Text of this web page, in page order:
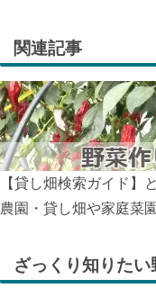
関連記事
【貸し畑検索ガイド】
農園・貸し畑や家庭菜
ざっくり知りたい